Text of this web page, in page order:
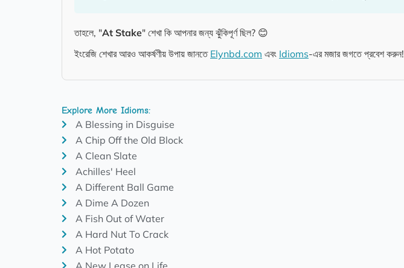
তাহলে, "At Stake" শেখা কি আপনার জন্য ঝুঁকিপূর্ণ ছিল? 😊
ইংরেজি শেখার আরও আকর্ষণীয় উপায় জানতে Elynbd.com এবং Idioms-এর মজার জগতে প্রবেশ করুন!
Explore More Idioms:
A Blessing in Disguise
A Chip Off the Old Block
A Clean Slate
Achilles' Heel
A Different Ball Game
A Dime A Dozen
A Fish Out of Water
A Hard Nut To Crack
A Hot Potato
A New Lease on Life